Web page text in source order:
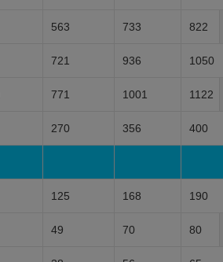
563 733 822
721 936 1050
771 1001 1122
270 356 400
125 168 190
49 70 80